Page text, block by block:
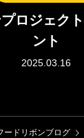
ロジェク
ント
2025.03.16
ードリボンブログ